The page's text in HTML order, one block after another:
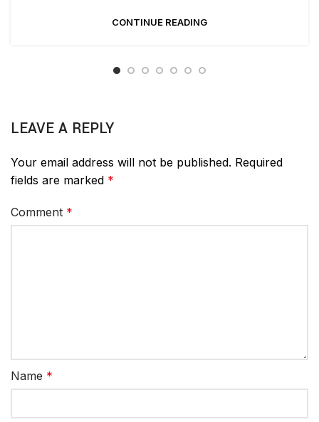
CONTINUE READING
LEAVE A REPLY
Your email address will not be published. Required
fields are marked *
Comment *
Name *